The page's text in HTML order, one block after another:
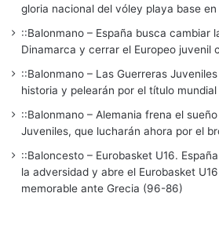
gloria nacional del vóley playa base en
::Balonmano – España busca cambiar
Dinamarca y cerrar el Europeo juvenil
::Balonmano – Las Guerreras
historia y pelearán por el título mundial
::Balonmano – Alemania frena el
Juveniles, que lucharán ahora por el
::Baloncesto – Eurobasket U16.
la adversidad y abre el Eurobasket
memorable ante Grecia (96-86)